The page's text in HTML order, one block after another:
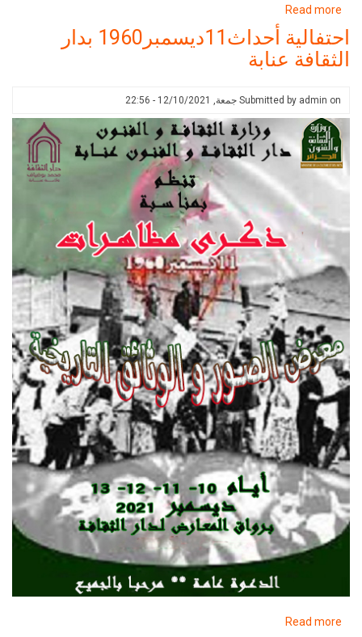
Read more
احتفالية
أحداث11ديسمبر1960
بدار
عنابة
احتفالية أحداث11ديسمبر1960 بدار
الثقافة عنابة
Submitted by admin on جمعة, 12/10/2021 - 22:56
Read more